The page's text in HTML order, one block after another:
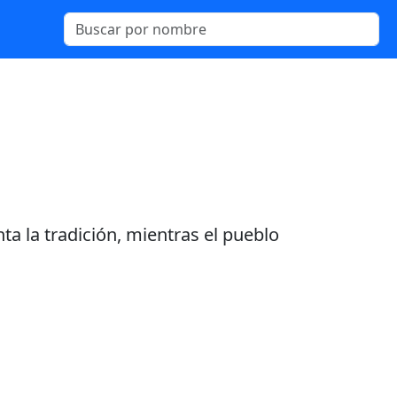
la tradición, mientras el pueblo